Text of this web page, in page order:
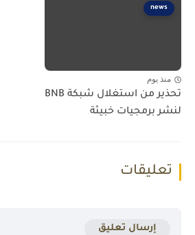
news
منذ يوم
تحذير من استغلال شبكة BNB
لنشر برمجيات خبيثة
تعليقات
إرسال تعليق